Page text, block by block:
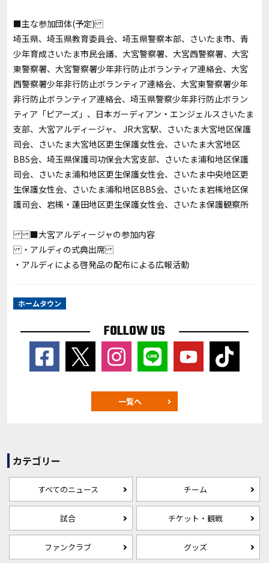
■主な参加団体(予定)
埼玉県、埼玉県教育委員会、埼玉県警察本部、さいたま市、青
少年育成さいたま市民会議、大宮警察署、大宮西警察署、大宮
東警察署、大宮警察署少年非行防止ボランティア連絡会、大宮
西警察署少年非行防止ボランティア連絡会、大宮東警察署少年
非行防止ボランティア連絡会、埼玉県警察少年非行防止ボラン
ティア「ピアーズ」、日本ガーディアン・エンジェルスさいたま
支部、大宮アルディージャ、 JR大宮駅、さいたま大宮地区保護
司会、さいたま大宮地区更生保護女性会、さいたま大宮地区
BBS会、埼玉県保護司功保会大宮支部、さいたま浦和地区保護
司会、さいたま浦和地区更生保護女性会、さいたま中央地区更
生保護女性会、さいたま浦和地区BBS会、さいたま岩槻地区保
護司会、岩槻・蓮田地区更生保護女性会、さいたま保護観察所
■大宮アルディージャの参加内容
・アルディの式典出席
・アルディによる啓発品の配布による広報活動
ホームタウン
FOLLOW US
一覧へ
カテゴリー
すべてのニュース チーム
試合 チケット・観戦
ファンクラブ グッズ